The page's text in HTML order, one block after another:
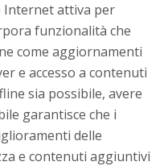
Internet attiva per
funzionalità che
come aggiornamenti
e accesso a contenuti
sia possibile, avere
garantisce che i
delle
e contenuti aggiuntivi